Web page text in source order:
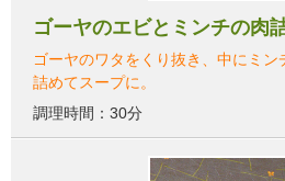
ゴーヤのエビとミンチの肉
ゴーヤのワタをくり抜き、中にミ
詰めてスープに。
調理時間：30分